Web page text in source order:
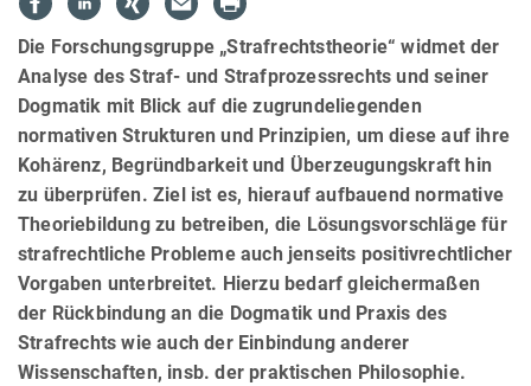
Die Forschungsgruppe „Strafrechtstheorie“ widmet der
Analyse des Straf- und Straf­pro­zess­rechts und seiner
Dog­ma­tik mit Blick auf die zugrundeliegenden
normativen Strukturen und Prinzipien, um diese auf ihre
Kohärenz, Be­gründbarkeit und Überzeugungskraft hin
zu überprüfen. Ziel ist es, hierauf aufbauend normative
Theoriebildung zu betreiben, die Lösungsvorschläge für
strafrechtliche Probleme auch jenseits positivrechtlicher
Vorgaben unter­brei­tet. Hierzu bedarf gleichermaßen
der Rückbindung an die Dogmatik und Praxis des
Strafrechts wie auch der Einbindung anderer
Wissenschaften, insb. der praktischen Philosophie.